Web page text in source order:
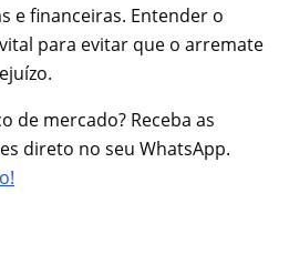
e financeiras. Entender o
para evitar que o arremate
de mercado? Receba as
direto no seu WhatsApp.